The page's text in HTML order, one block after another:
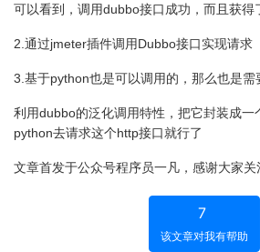
可以看到，调用dubbo接口成功，而且获得
2.通过jmeter插件调用Dubbo接口实现请求
3.基于python也是可以调用的，那么也是需
利用dubbo的泛化调用特性，把它封装成一
python去请求这个http接口就行了
文章首发于公众号程序员一凡，感谢大家关
7
该文章对我有帮助